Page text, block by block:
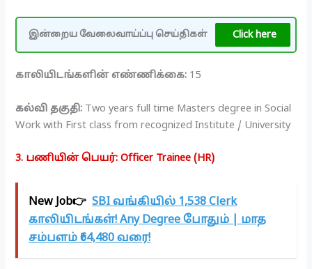
இன்றைய வேலைவாய்ப்பு செய்திகள் Click here
காலியிடங்களின் எண்ணிக்கை: 15
கல்வி தகுதி: Two years full time Masters degree in Social
Work with First class from recognized Institute / University
3. பணியின் பெயர்: Officer Trainee (HR)
New Job👉 SBI வங்கியில் 1,538 Clerk
காலியிடங்கள்! Any Degree போதும் | மாத
சம்பளம் ₹64,480 வரை!